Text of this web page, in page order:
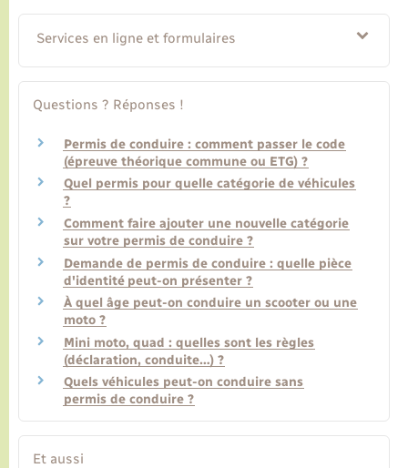
Services en ligne et formulaires
Questions ? Réponses !
Permis de conduire : comment passer le code
(épreuve théorique commune ou ETG) ?
Quel permis pour quelle catégorie de véhicules
?
Comment faire ajouter une nouvelle catégorie
sur votre permis de conduire ?
Demande de permis de conduire : quelle pièce
d'identité peut-on présenter ?
À quel âge peut-on conduire un scooter ou une
moto ?
Mini moto, quad : quelles sont les règles
(déclaration, conduite…) ?
Quels véhicules peut-on conduire sans
permis de conduire ?
Et aussi